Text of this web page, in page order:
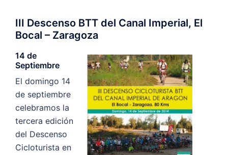
III Descenso BTT del Canal Imperial, El
Bocal – Zaragoza
14 de
Septiembre
El domingo 14
de septiembre
celebramos la
tercera edición
del Descenso
Cicloturista en